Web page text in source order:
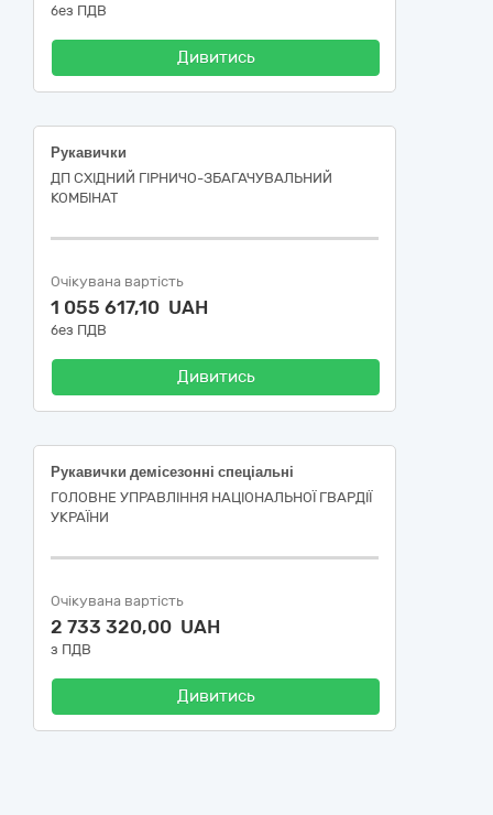
без ПДВ
Дивитись
Рукавички
ДП СХІДНИЙ ГІРНИЧО-ЗБАГАЧУВАЛЬНИЙ
КОМБІНАТ
Очікувана вартість
1 055 617,10 UAH
без ПДВ
Дивитись
Рукавички демісезонні спеціальні
ГОЛОВНЕ УПРАВЛІННЯ НАЦІОНАЛЬНОЇ ГВАРДІЇ
УКРАЇНИ
Очікувана вартість
2 733 320,00 UAH
з ПДВ
Дивитись